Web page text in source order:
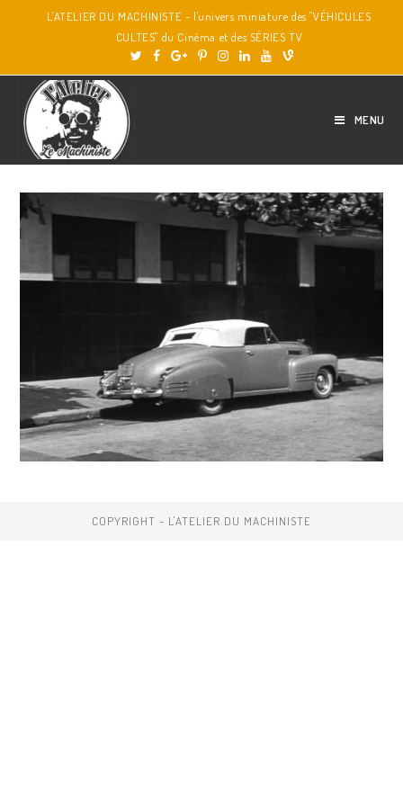
L'ATELIER DU MACHINISTE - l'univers miniature des "VÉHICULES
CULTES" du Cinéma et des SÉRIES TV
MENU
COPYRIGHT - L'ATELIER DU MACHINISTE